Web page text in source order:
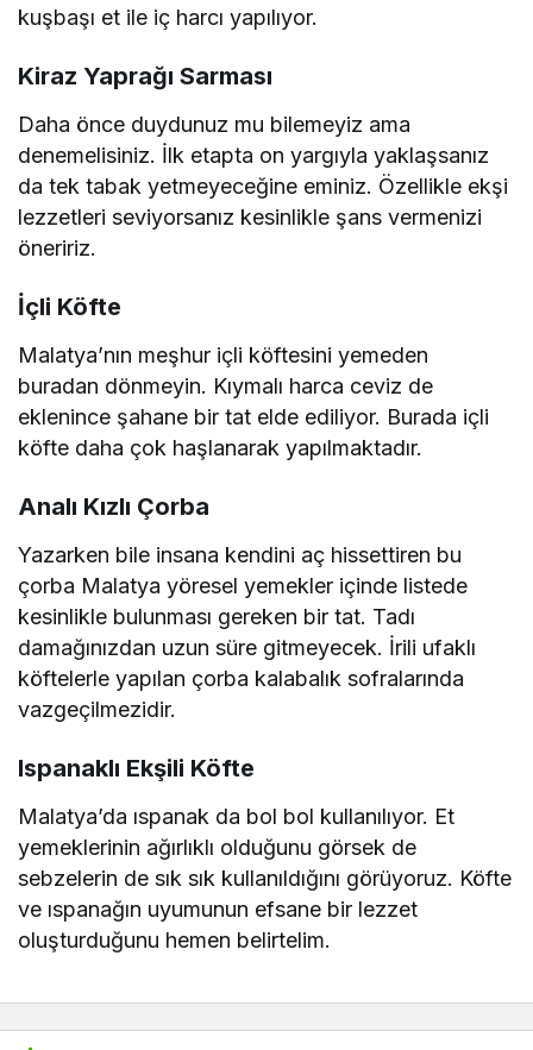
kuşbaşı et ile iç harcı yapılıyor.
Kiraz Yaprağı Sarması
Daha önce duydunuz mu bilemeyiz ama
denemelisiniz. İlk etapta on yargıyla yaklaşsanız
da tek tabak yetmeyeceğine eminiz. Özellikle ekşi
lezzetleri seviyorsanız kesinlikle şans vermenizi
öneririz.
İçli Köfte
Malatya’nın meşhur içli köftesini yemeden
buradan dönmeyin. Kıymalı harca ceviz de
eklenince şahane bir tat elde ediliyor. Burada içli
köfte daha çok haşlanarak yapılmaktadır.
Analı Kızlı Çorba
Yazarken bile insana kendini aç hissettiren bu
çorba Malatya yöresel yemekler içinde listede
kesinlikle bulunması gereken bir tat. Tadı
damağınızdan uzun süre gitmeyecek. İrili ufaklı
köftelerle yapılan çorba kalabalık sofralarında
vazgeçilmezidir.
Ispanaklı Ekşili Köfte
Malatya’da ıspanak da bol bol kullanılıyor. Et
yemeklerinin ağırlıklı olduğunu görsek de
sebzelerin de sık sık kullanıldığını görüyoruz. Köfte
ve ıspanağın uyumunun efsane bir lezzet
oluşturduğunu hemen belirtelim.